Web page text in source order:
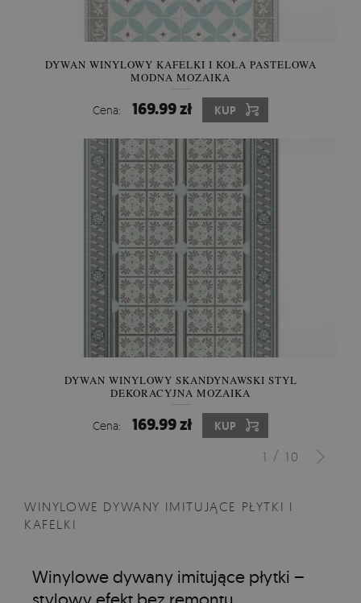
DYWAN WINYLOWY KAFELKI I KOŁA PASTELOWA
MODNA MOZAIKA
Cena: 169.99 zł KUP
DYWAN WINYLOWY SKANDYNAWSKI STYL
DEKORACYJNA MOZAIKA
Cena: 169.99 zł KUP
1 / 10
WINYLOWE DYWANY IMITUJĄCE PŁYTKI I
KAFELKI
Winylowe dywany imitujące płytki –